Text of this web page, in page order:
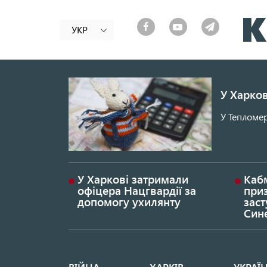
УКР
У
У
У Харкові затримали
офіцера Нацгвардії за
допомогу ухилянту